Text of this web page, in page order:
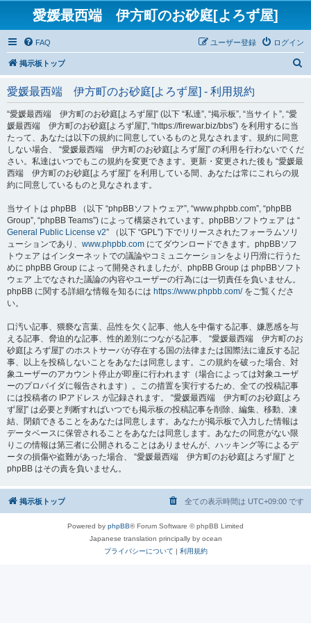
愛媛最西端 伊方町のお砂庭[よろず屋]
FAQ ログイン
ユーザー登録
掲示板トップ
愛媛最西端 伊方町のお砂庭[よろず屋] - 利用規約
“愛媛最西端 伊方町のお砂庭[よろず屋]” (以下 “私達”, “掲示板”, “当サイト”, “愛
媛最西端 伊方町のお砂庭[よろず屋]”, “https://firewar.biz/bbs”) を利用するに当
たって、あなたは以下の規約に同意しているものと見なされます。規約に同意
しない場合、 “愛媛最西端 伊方町のお砂庭[よろず屋]” の利用を行わないでくだ
さい。私達はいつでもこの規約を変更できます。更新・変更された後も “愛媛最
西端 伊方町のお砂庭[よろず屋]” を利用している間、あなたは常にこれらの規
約に同意しているものと見なされます。
当サイトは phpBB （以下 “phpBBソフトウェア”, “www.phpbb.com”, “phpBB
Group”, “phpBB Teams”) によって構築されています。phpBBソフトウェア は “
General Public License v2” （以下 “GPL”) 下でリリースされたフォーラムソリ
ューションであり、 www.phpbb.com にてダウンロードできます。phpBBソフ
トウェア はインターネットでの議論やコミュニケーションをより円滑に行うた
めに phpBB Group によって開発されましたが、phpBB Group は phpBBソフト
ウェア 上でなされた議論の内容やユーザーの行為には一切責任を負いません。
phpBB に関する詳細な情報を知るには https://www.phpbb.com/をご覧くださ
い。
口汚い記事、猥褻な言葉、品性を欠く記事、他人を中傷する記事、嫌悪感を与
える記事、脅迫的な記事、性的差別につながる記事、 “愛媛最西端 伊方町のお
砂庭[よろず屋]” のホストサーバが存在する国の法律または国際法に違反する記
事、以上を投稿しないことをあなたは同意します。この規約を破った場合、対
象ユーザーのアカウント停止が即座に行われます（場合によっては対象ユーザ
ーのプロバイダに報告されます）。この措置を実行するため、全ての投稿記事
には投稿者の IPアドレス が記録されます。 “愛媛最西端 伊方町のお砂庭[よろ
ず屋]” は必要と判断すればいつでも掲示板の投稿記事を削除、編集、移動、凍
結、閉鎖できることをあなたは同意します。あなたが掲示板で入力した情報は
データベースに保管されることをあなたは同意します。あなたの同意がない限
りこの情報は第三者に公開されることはありませんが、ハッキング等によるデ
ータの損傷や盗難があった場合、 “愛媛最西端 伊方町のお砂庭[よろず屋]” と
phpBB はその責を負いません。
掲示板トップ 全ての表示時間は UTC+09:00 です
Powered by phpBB® Forum Software © phpBB Limited
Japanese translation principally by ocean
プライバシーについて | 利用規約